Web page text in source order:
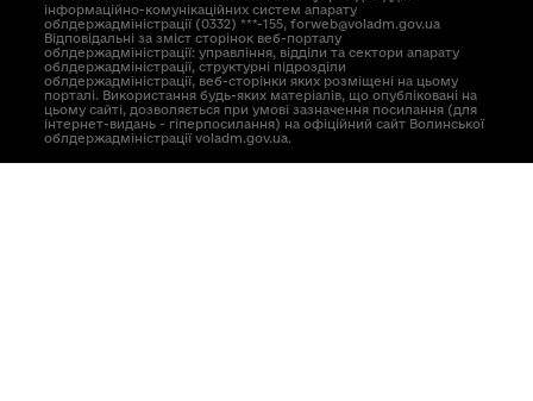
інформаційно-комунікаційних систем апарату
облдержадміністрації (0332) ***-155, forweb@voladm.gov.ua
Відповідальні за зміст сторінок веб-порталу
облдержадміністрації: управління, відділи та сектори апарату
облдержадміністрації, структурні підрозділи
облдержадміністрації, веб-сторінки яких розміщені на цьому
порталі. Використання будь-яких матеріалів, що опубліковані на
цьому сайті, дозволяється при умові зазначення посилання (для
інтернет-видань - гіперпосилання) на офіційний сайт Волинської
облдержадміністрації voladm.gov.ua.